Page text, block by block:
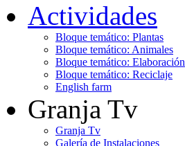
Actividades
Bloque temático: Plantas
Bloque temático: Animales
Bloque temático: Elaboración
Bloque temático: Reciclaje
English farm
Granja Tv
Granja Tv
Galería de Instalaciones